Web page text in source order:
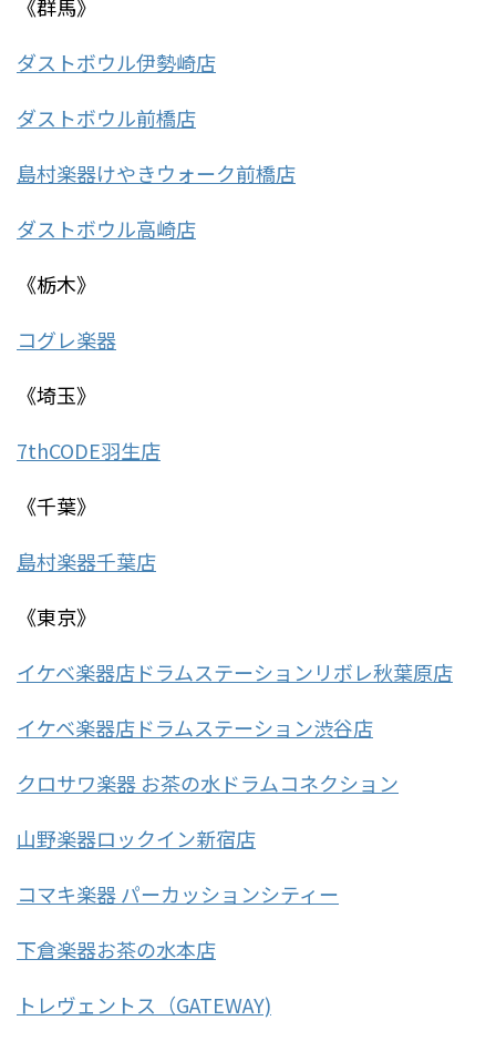
《群馬》
ダストボウル伊勢崎店
ダストボウル前橋店
島村楽器けやきウォーク前橋店
ダストボウル高崎店
《栃木》
コグレ楽器
《埼玉》
7thCODE羽生店
《千葉》
島村楽器千葉店
《東京》
イケベ楽器店ドラムステーションリボレ秋葉原店
イケベ楽器店ドラムステーション渋谷店
クロサワ楽器 お茶の水ドラムコネクション
山野楽器ロックイン新宿店
コマキ楽器 パーカッションシティー
下倉楽器お茶の水本店
トレヴェントス（GATEWAY)